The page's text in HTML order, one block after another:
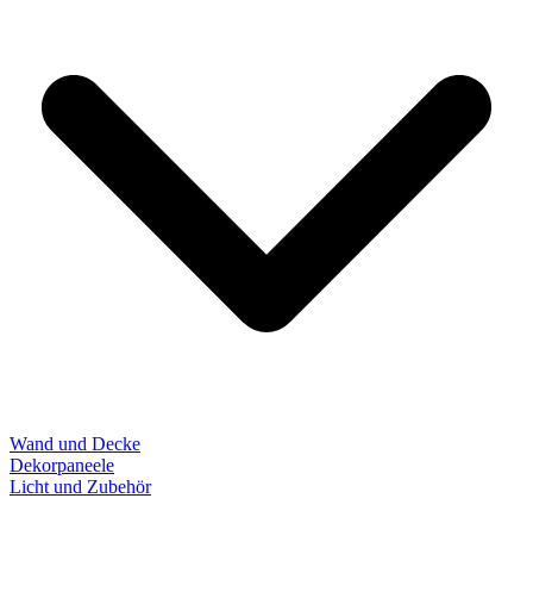
Wand und Decke
Dekorpaneele
Licht und Zubehör